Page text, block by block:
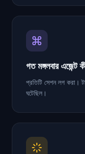
গত মঙ্গলবার এজেন্ট
প্রতিটি সেশন লগ করা।
ঘটেছিল।